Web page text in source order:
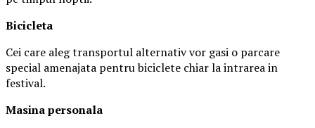
Bicicleta
Cei care aleg transportul alternativ vor gasi o parcare
special amenajata pentru biciclete chiar la intrarea in
festival.
Masinapersonala